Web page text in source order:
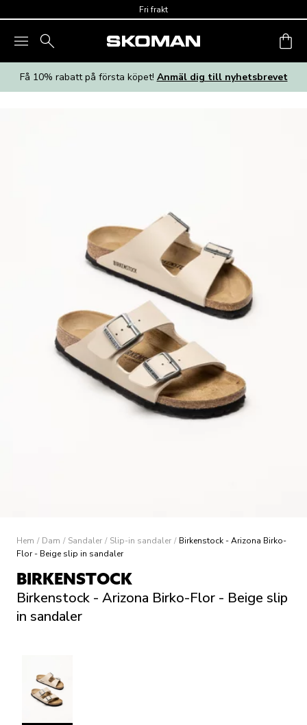
Fri frakt
Få 10% rabatt på första köpet! Anmäl dig till nyhetsbrevet
Hem / Dam / Sandaler / Slip-in sandaler / Birkenstock - Arizona Birko-
Flor - Beige slip in sandaler
BIRKENSTOCK
Birkenstock - Arizona Birko-Flor - Beige slip
in sandaler